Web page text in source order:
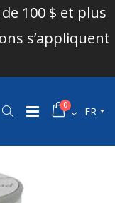
100 $ et plus
s’appliquent
0 FR